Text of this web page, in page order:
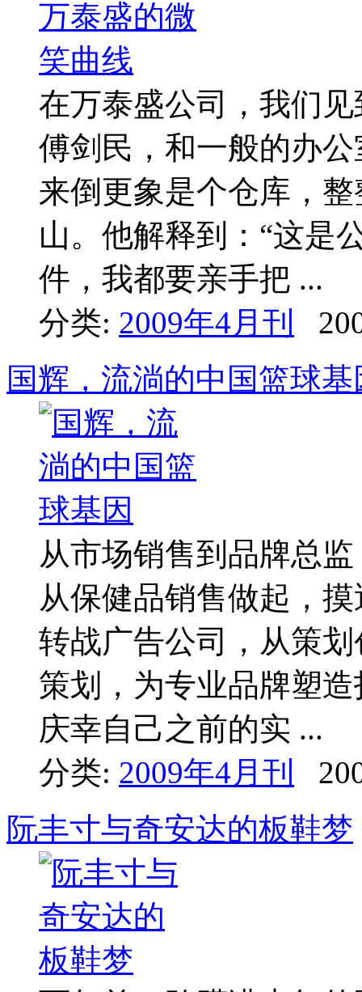
在万泰盛公司，我们
傅剑民，和一般的办
来倒更象是个仓库，
山。他解释到：“这是
件，我都要亲手把 ...
分类: 2009年4月刊
国辉，流淌的中国篮球基
从市场销售到品牌总
从保健品销售做起，
转战广告公司，从策
策划，为专业品牌塑
庆幸自己之前的实 ...
分类: 2009年4月刊
阮丰寸与奇安达的板鞋梦